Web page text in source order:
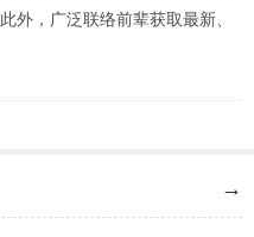
此外，广泛联络前辈获取最新、
→